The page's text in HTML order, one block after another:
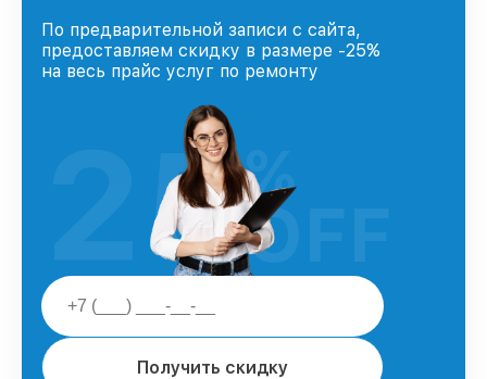
По предварительной записи с сайта,
предоставляем скидку в размере -25%
на весь прайс услуг по ремонту
Получить скидку
25%
OFF